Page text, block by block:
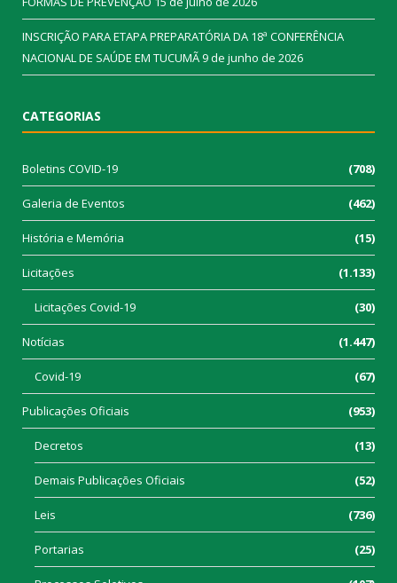
INSCRIÇÃO PARA ETAPA PREPARATÓRIA DA 18ª CONFERÊNCIA
NACIONAL DE SAÚDE EM TUCUMÃ9 de junho de 2026
CATEGORIAS
Boletins COVID-19 (708)
Galeria de Eventos (462)
História e Memória (15)
Licitações (1.133)
Licitações Covid-19 (30)
Notícias (1.447)
Covid-19 (67)
Publicações Oficiais (953)
Decretos (13)
Demais Publicações Oficiais (52)
Leis (736)
Portarias (25)